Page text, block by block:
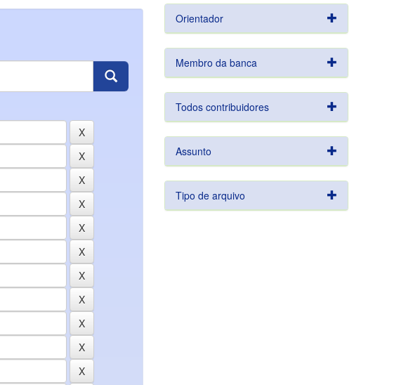
Orientador
Membro da banca
Todos contribuidores
Assunto
Tipo de arquivo